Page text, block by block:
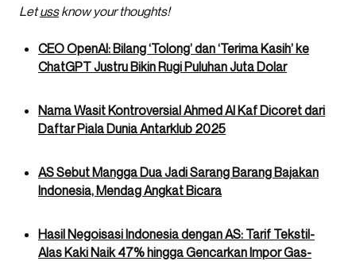
Letussknow your thoughts!
CEO OpenAI: Bilang ‘Tolong’ dan ‘Terima Kasih’ ke
ChatGPT Justru Bikin Rugi Puluhan Juta Dolar
Nama Wasit Kontroversial Ahmed Al Kaf Dicoret dari
Daftar Piala Dunia Antarklub 2025
AS Sebut Mangga Dua Jadi Sarang Barang Bajakan
Indonesia, Mendag Angkat Bicara
Hasil Negoisasi Indonesia dengan AS: Tarif Tekstil-
Alas Kaki Naik 47% hingga Gencarkan Impor Gas-